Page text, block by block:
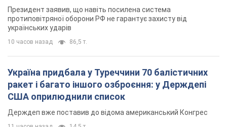
Президент заявив, що навіть посилена система
протиповітряної оборони РФ не гарантує захисту від
українських ударів
10 часов назад 86,5 т.
Україна придбала у Туреччини 70 балістичних
ракет і багато іншого озброєння: у Держдепі
США оприлюднили список
Держдеп вже поставив до відома американський Конгрес